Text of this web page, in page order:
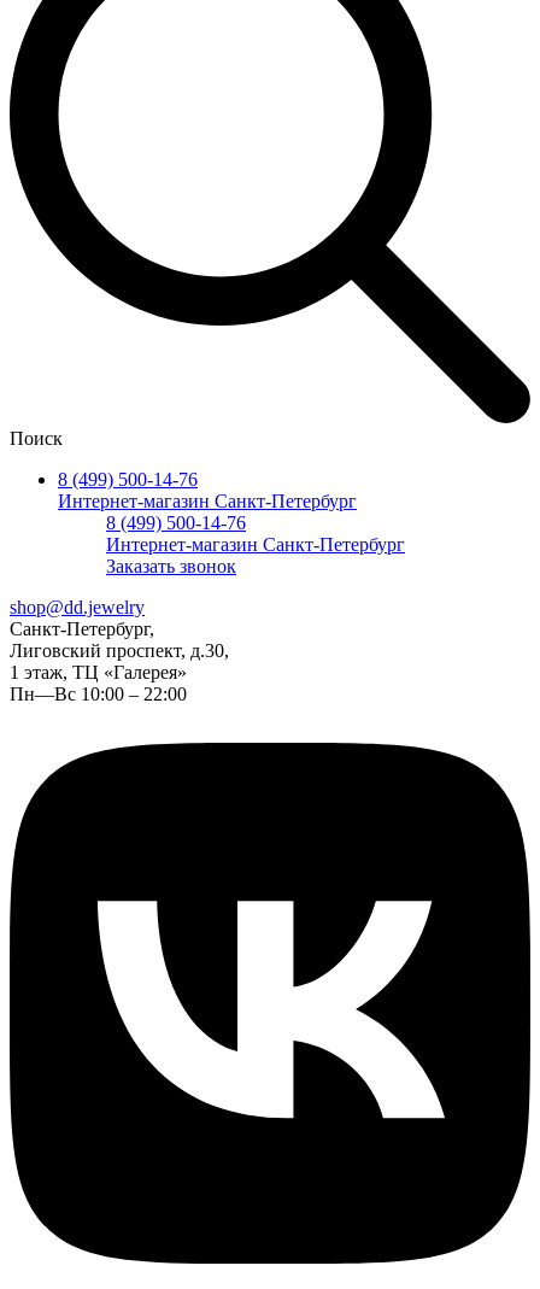
Поиск
8 (499) 500-14-76
Интернет-магазин Санкт-Петербург
8 (499) 500-14-76
Интернет-магазин Санкт-Петербург
Заказать звонок
shop@dd.jewelry
Санкт-Петербург,
Лиговский проспект, д.30,
1 этаж, ТЦ «Галерея»
Пн—Вс 10:00 – 22:00